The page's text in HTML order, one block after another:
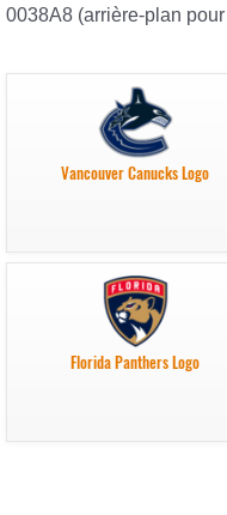
0038A8 (arrière-plan
Vancouver Canucks Logo
Florida Panthers Logo